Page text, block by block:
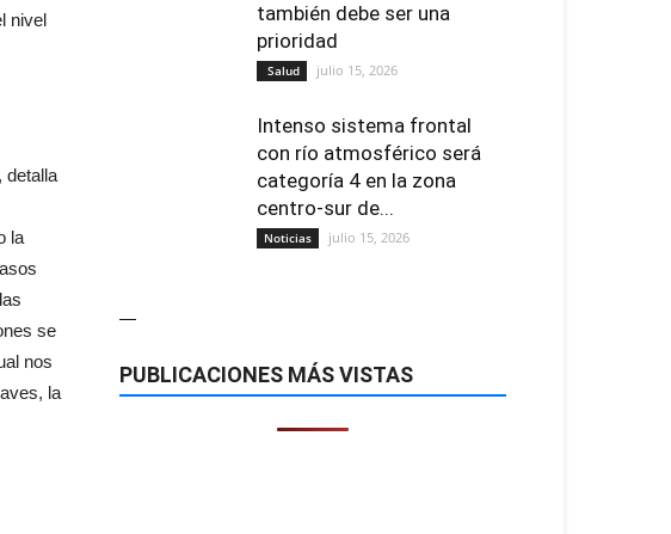
nivel
detalla
la
se
nos
la
también debe ser una
prioridad
Salud julio 15, 2026
Intenso sistema frontal
con río atmosférico será
categoría 4 en la zona
centro-sur de...
Noticias julio 15, 2026
—
PUBLICACIONES MÁS VISTAS